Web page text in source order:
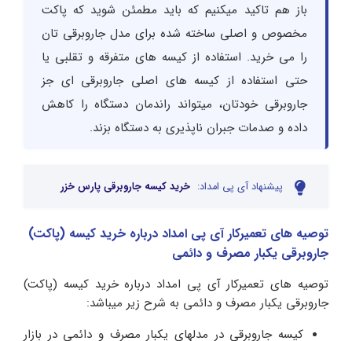
باز هم تاکید میکنیم که باید مطمئن شوید که پاکت
مخصوص و اصلی ساخته شده برای مدل جاروبرقی تان
را می خرید. استفاده از کیسه های متفرقه و تقلبی یا
حتی استفاده از کیسه های اصلی جاروبرقی ای جز
جاروبرقی خودتان، میتواند راندمان دستگاه را کاهش
داده و صدمات جبران ناپذیری به دستگاه بزند.
پیشنهاد آی پی امداد: خرید کیسه جاروبرقی پارس خزر
توصیه های تعمیرکار آی پی امداد درباره خرید کیسه (پاکت)
جاروبرقی یکبار مصرف و دائمی
توصیه های تعمیرکار آی پی امداد درباره خرید کیسه (پاکت)
جاروبرقی یکبار مصرف و دائمی به شرح زیر میباشد:
کیسه جاروبرقی در مدلهای یکبار مصرف و دائمی در بازار